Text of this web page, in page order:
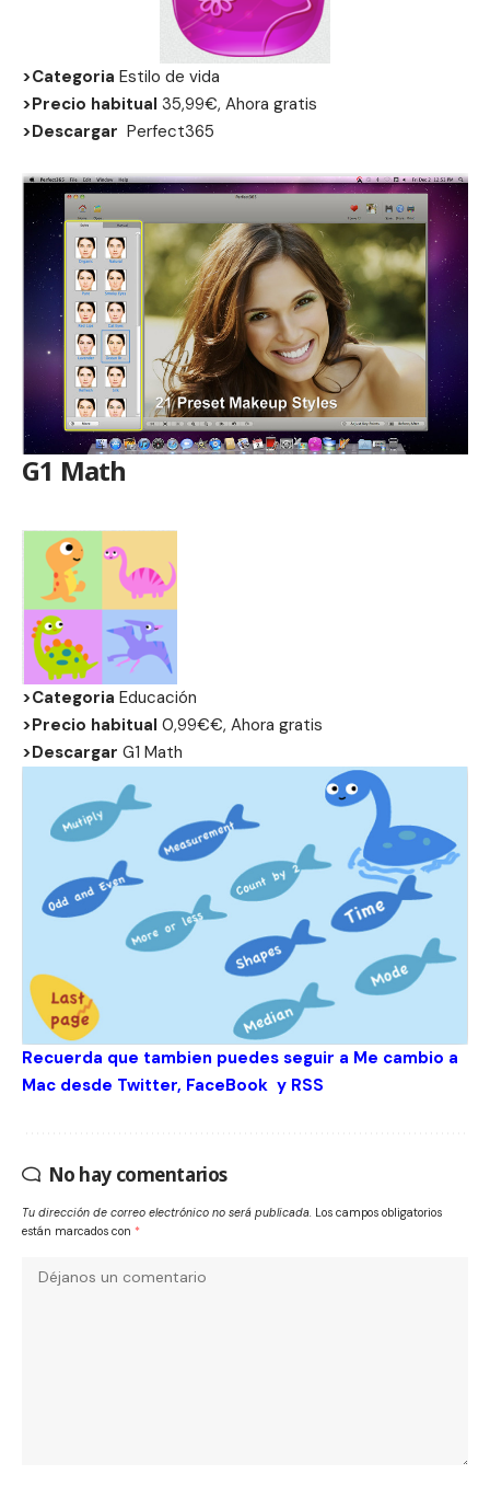
>Categoria Estilo de vida
>Precio habitual 35,99€, Ahora gratis
>Descargar Perfect365
G1 Math
>Categoria Educación
>Precio habitual 0,99€€, Ahora gratis
>Descargar G1 Math
Recuerda que tambien puedes seguir a Me cambio a
Mac desde Twitter, FaceBook y RSS
No hay comentarios
Tu dirección de correo electrónico no será publicada. Los campos obligatorios
están marcados con *